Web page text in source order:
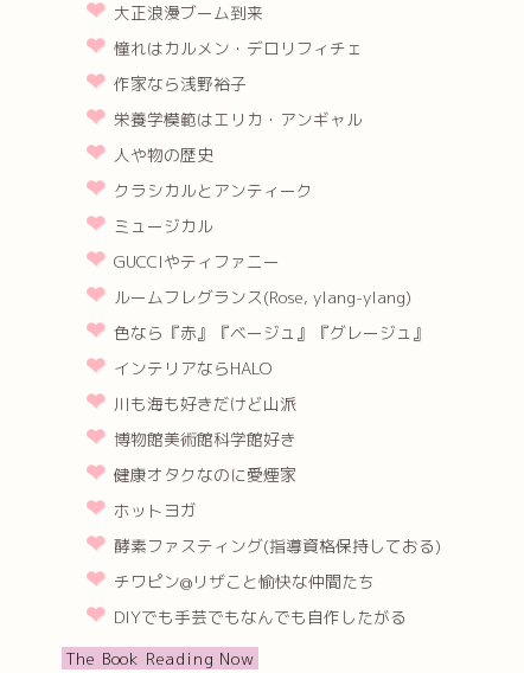
大正浪漫ブーム到来
憧れはカルメン・デロリフィチェ
作家なら浅野裕子
栄養学模範はエリカ・アンギャル
人や物の歴史
クラシカルとアンティーク
ミュージカル
GUCCIやティファニー
ルームフレグランス(Rose, ylang-ylang)
色なら『赤』『ベージュ』『グレージュ』
インテリアならHALO
川も海も好きだけど山派
博物館美術館科学館好き
健康オタクなのに愛煙家
ホットヨガ
酵素ファスティング(指導資格保持しておる)
チワピン@リザこと愉快な仲間たち
DIYでも手芸でもなんでも自作したがる
The Book Reading Now